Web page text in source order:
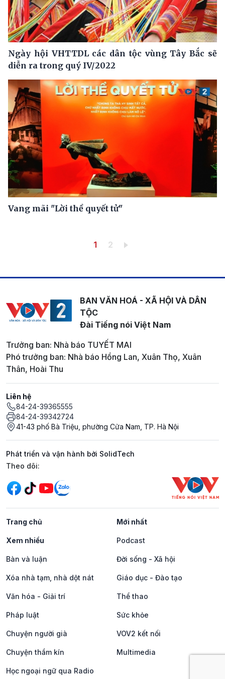
Ngày hội VHTTDL các dân tộc vùng Tây Bắc sẽ
diễn ra trong quý IV/2022
Vang mãi "Lời thề quyết tử"
Trang hiện thời
1 Trang
2
BAN VĂN HOÁ - XÃ HỘI VÀ DÂN
TỘC
Đài Tiếng nói Việt Nam
Trưởng ban: Nhà báo TUYẾT MAI
Phó trưởng ban: Nhà báo Hồng Lan, Xuân Thọ, Xuân
Thân, Hoài Thu
Liên hệ
84-24-39365555
84-24-39342724
41-43 phố Bà Triệu, phường Cửa Nam, TP. Hà Nội
Phát triển và vận hành bởi SolidTech
Mạng xã hội
Theo dõi:
Trang chủ Mới nhất
Xem nhiều Podcast
Bàn và luận Đời sống - Xã hội
Xóa nhà tạm, nhà dột nát Giáo dục - Đào tạo
Văn hóa - Giải trí Thể thao
Pháp luật Sức khỏe
Chuyện người già VOV2 kết nối
Chuyện thầm kín Multimedia
Học ngoại ngữ qua Radio